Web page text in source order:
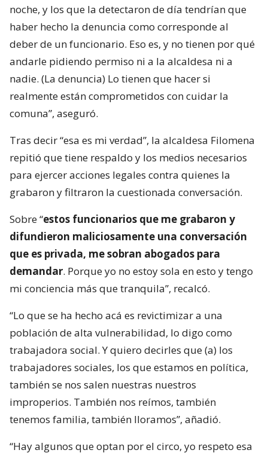
noche, y los que la detectaron de día tendrían que
haber hecho la denuncia como corresponde al
deber de un funcionario. Eso es, y no tienen por qué
andarle pidiendo permiso ni a la alcaldesa ni a
nadie. (La denuncia) Lo tienen que hacer si
realmente están comprometidos con cuidar la
comuna”, aseguró.
Tras decir “esa es mi verdad”, la alcaldesa Filomena
repitió que tiene respaldo y los medios necesarios
para ejercer acciones legales contra quienes la
grabaron y filtraron la cuestionada conversación.
Sobre “estos funcionarios que me grabaron y
difundieron maliciosamente una conversación
que es privada, me sobran abogados para
demandar. Porque yo no estoy sola en esto y tengo
mi conciencia más que tranquila”, recalcó.
“Lo que se ha hecho acá es revictimizar a una
población de alta vulnerabilidad, lo digo como
trabajadora social. Y quiero decirles que (a) los
trabajadores sociales, los que estamos en política,
también se nos salen nuestras nuestros
improperios. También nos reímos, también
tenemos familia, también lloramos”, añadió.
“Hay algunos que optan por el circo, yo respeto esa